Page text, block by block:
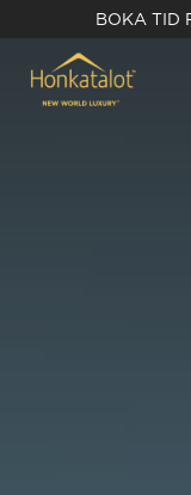
BOKA TID